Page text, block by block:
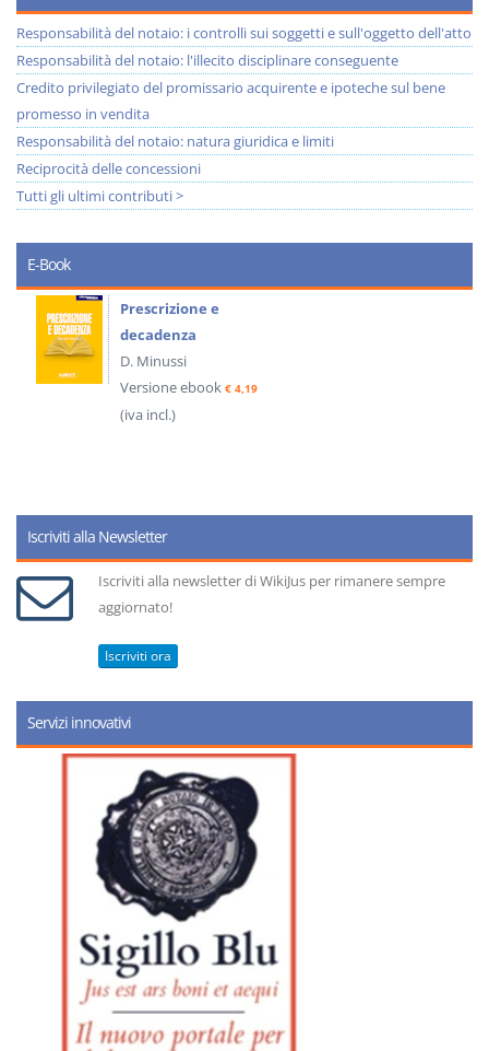
Responsabilità del notaio: i controlli sui soggetti e sull'oggetto dell'atto
Responsabilità del notaio: l'illecito disciplinare conseguente
Credito privilegiato del promissario acquirente e ipoteche sul bene
promesso in vendita
Responsabilità del notaio: natura giuridica e limiti
Reciprocità delle concessioni
Tutti gli ultimi contributi >
E-Book
Prescrizione e
decadenza
D. Minussi
Versione ebook € 4,19
(iva incl.)
Iscriviti alla Newsletter
Iscriviti alla newsletter di WikiJus per rimanere sempre
aggiornato!
Iscriviti ora
Servizi innovativi